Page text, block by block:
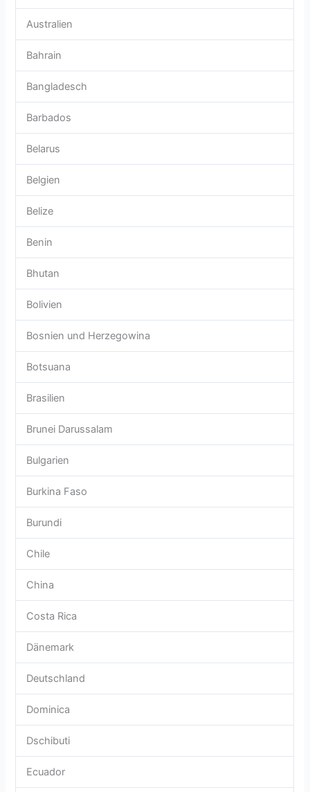
Australien
Bahrain
Bangladesch
Barbados
Belarus
Belgien
Belize
Benin
Bhutan
Bolivien
Bosnien und Herzegowina
Botsuana
Brasilien
Brunei Darussalam
Bulgarien
Burkina Faso
Burundi
Chile
China
Costa Rica
Dänemark
Deutschland
Dominica
Dschibuti
Ecuador